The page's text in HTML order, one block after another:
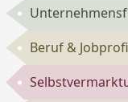
Beruf &